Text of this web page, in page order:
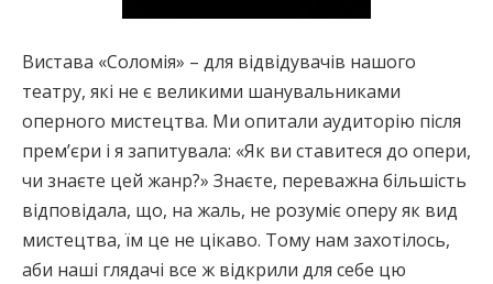
Вистава «Соломія» – для відвідувачів нашого
театру, які не є великими шанувальниками
оперного мистецтва. Ми опитали аудиторію після
прем’єри і я запитувала: «Як ви ставитеся до опери,
чи знаєте цей жанр?» Знаєте, переважна більшість
відповідала, що, на жаль, не розуміє оперу як вид
мистецтва, їм це не цікаво. Тому нам захотілось,
аби наші глядачі все ж відкрили для себе цю